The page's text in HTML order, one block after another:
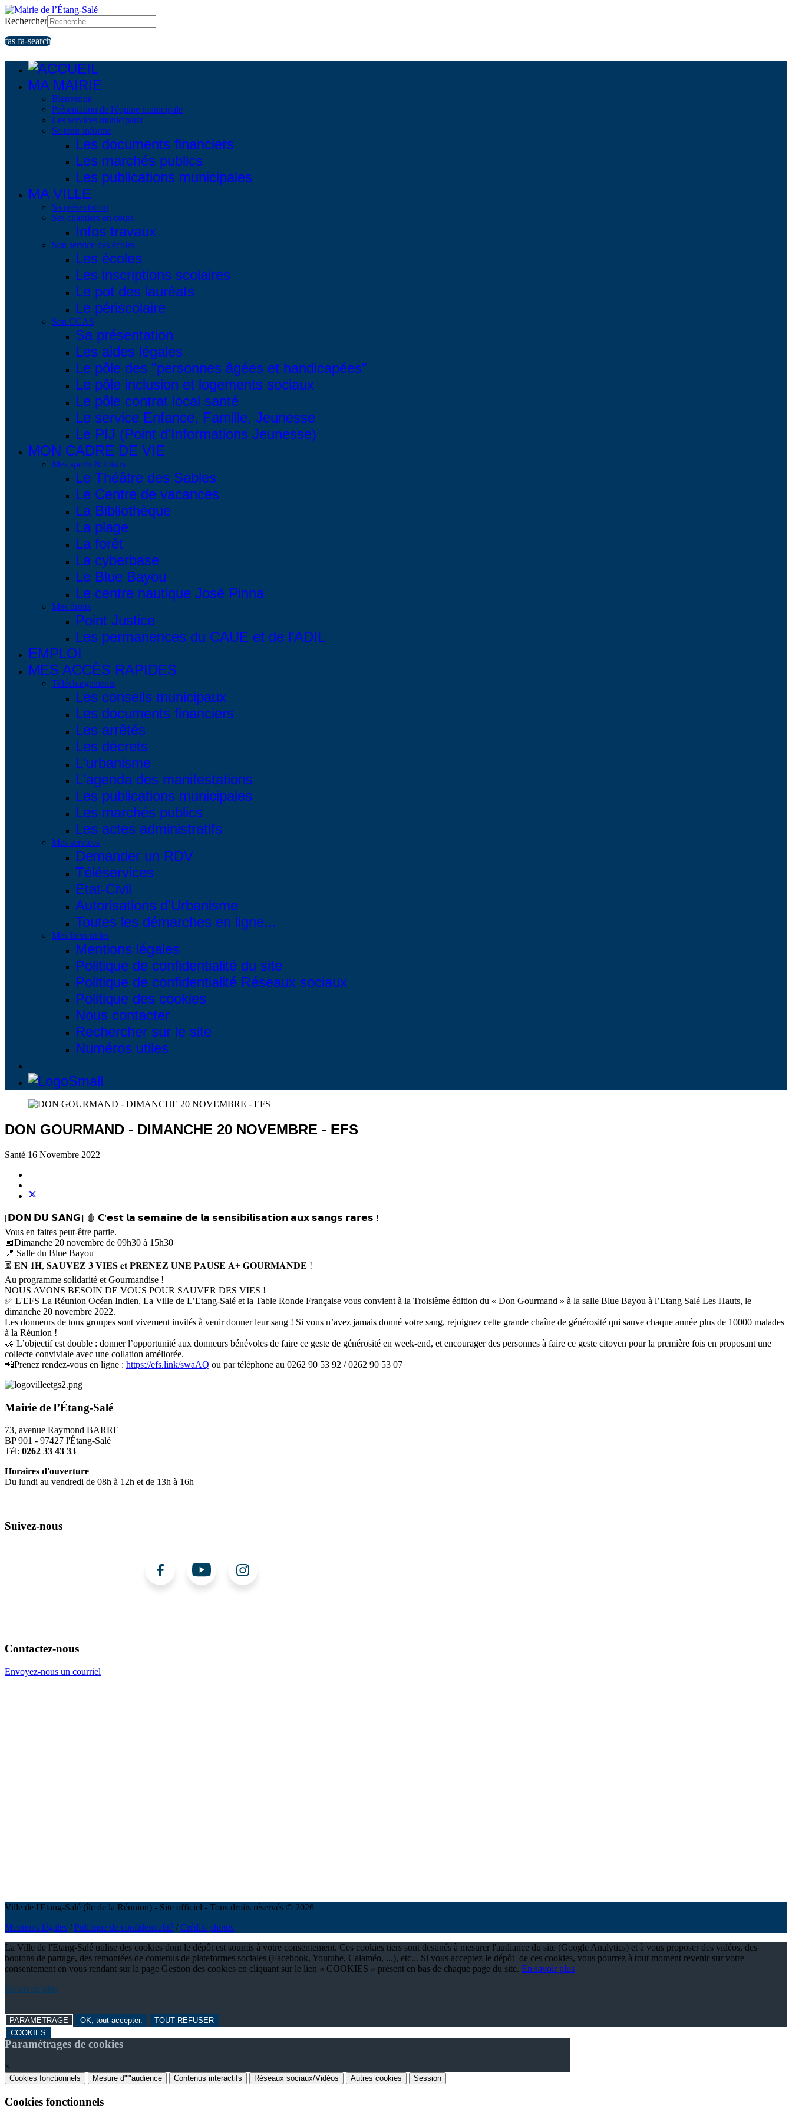
Rechercher
fas fa-search
MA MAIRIE
Bienvenue
Présentation de l'équipe municipale
Les services municipaux
Se tenir informé
Les documents financiers
Les marchés publics
Les publications municipales
MA VILLE
Sa présentation
Ses chantiers en cours
Infos travaux
Son service des écoles
Les écoles
Les inscriptions scolaires
Le pot des lauréats
Le périscolaire
Son CCAS
Sa présentation
Les aides légales
Le pôle des "personnes âgées et handicapées"
Le pôle inclusion et logements sociaux
Le pôle contrat local santé
Le service Enfance, Famille, Jeunesse
Le PIJ (Point d'Informations Jeunesse)
MON CADRE DE VIE
Mes sports & loisirs
Le Théâtre des Sables
Le Centre de vacances
La Bibliothèque
La plage
La forêt
La cyberbase
Le Blue Bayou
Le centre nautique José Pinna
Mes droits
Point Justice
Les permanences du CAUE et de l'ADIL
EMPLOI
MES ACCÈS RAPIDES
Téléchargements
Les conseils municipaux
Les documents financiers
Les arrêtés
Les décrets
L'urbanisme
L'agenda des manifestations
Les publications municipales
Les marchés publics
Les actes administratifs
Mes services
Demander un RDV
Téléservices
Etat-Civil
Autorisations d'Urbanisme
Toutes les démarches en ligne...
Mes liens utiles
Mentions légales
Politique de confidentialité du site
Politique de confidentialité Réseaux sociaux
Politique des cookies
Nous contacter
Rechercher sur le site
Numéros utiles
DON GOURMAND - DIMANCHE 20 NOVEMBRE - EFS
Santé 16 Novembre 2022
[𝗗𝗢𝗡 𝗗𝗨 𝗦𝗔𝗡𝗚] 🩸 𝗖'𝗲𝘀𝘁 𝗹𝗮 𝘀𝗲𝗺𝗮𝗶𝗻𝗲 𝗱𝗲 𝗹𝗮 𝘀𝗲𝗻𝘀𝗶𝗯𝗶𝗹𝗶𝘀𝗮𝘁𝗶𝗼𝗻 𝗮𝘂𝘅 𝘀𝗮𝗻𝗴𝘀 𝗿𝗮𝗿𝗲𝘀 !
Vous en faites peut-être partie.
📅Dimanche 20 novembre de 09h30 à 15h30
📍 Salle du Blue Bayou
⏳ 𝐄𝐍 𝟏𝐇, 𝐒𝐀𝐔𝐕𝐄𝐙 𝟑 𝐕𝐈𝐄𝐒 𝐞𝐭 𝐏𝐑𝐄𝐍𝐄𝐙 𝐔𝐍𝐄 𝐏𝐀𝐔𝐒𝐄 𝐀+ 𝐆𝐎𝐔𝐑𝐌𝐀𝐍𝐃𝐄 !
Au programme solidarité et Gourmandise !
NOUS AVONS BESOIN DE VOUS POUR SAUVER DES VIES !
✅ L'EFS La Réunion Océan Indien, La Ville de L’Etang-Salé et la Table Ronde Française vous convient à la Troisième édition du « Don Gourmand » à la salle Blue Bayou à l’Etang Salé Les Hauts, le
dimanche 20 novembre 2022.
Les donneurs de tous groupes sont vivement invités à venir donner leur sang ! Si vous n’avez jamais donné votre sang, rejoignez cette grande chaîne de générosité qui sauve chaque année plus de 10000 malades
à la Réunion !
🤝 L’objectif est double : donner l’opportunité aux donneurs bénévoles de faire ce geste de générosité en week-end, et encourager des personnes à faire ce geste citoyen pour la première fois en proposant une
collecte conviviale avec une collation améliorée.
📲Prenez rendez-vous en ligne : https://efs.link/swaAQ ou par téléphone au 0262 90 53 92 / 0262 90 53 07
Mairie de l’Étang-Salé
73, avenue Raymond BARRE
BP 901 - 97427 l'Étang-Salé
Tél: 0262 33 43 33
Horaires d'ouverture
Du lundi au vendredi de 08h à 12h et de 13h à 16h
Suivez-nous
Contactez-nous
Envoyez-nous un courriel
Ville de l'Etang-Salé (île de la Réunion) - Site officiel - Tous droits réservés © 2026
Mentions légales /Politique de confidentialité /Crédits photos
La Ville de l'Etang-Salé utilise des cookies dont le dépôt est soumis à votre consentement. Ces cookies tiers sont destinés à mesurer l'audiance du site (Google Analytics) et à vous proposer des vidéos, des
boutons de partage, des remontées de contenus de plateformes sociales (Facebook, Youtube, Calaméo, ...), etc... Si vous acceptez le dépôt de ces cookies, vous pourrez à tout moment revenir sur votre
consentement en vous rendant sur la page Gestion des cookies en cliquant sur le lien « COOKIES » présent en bas de chaque page du site. En savoir plus
En savoir plus
PARAMETRAGE OK, tout accepter.
TOUT REFUSER
COOKIES
Paramétrages de cookies
×
Cookies fonctionnels Mesure d"'"audience Contenus interactifs Réseaux sociaux/Vidéos Autres cookies Session
Cookies fonctionnels